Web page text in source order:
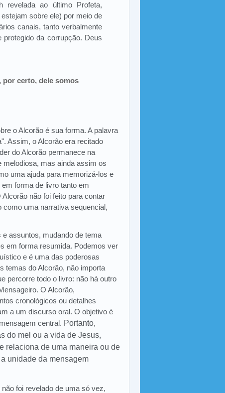
ao último Profeta,
sobre ele) por meio de
canais, tanto verbalmente
da corrupção. Deus
por certo, dele somos
o Alcorão é sua forma. A palavra
Assim, o Alcorão era recitado
do Alcorão permanece na
melodiosa, mas ainda assim os
uma ajuda para memorizá-los e
forma de livro tanto em
não foi feito para contar
como uma narrativa sequencial,
assuntos, mudando de tema
em forma resumida. Podemos ver
e é uma das poderosas
temas do Alcorão, não importa
percorre todo o livro: não há outro
O Alcorão,
cronológicos ou detalhes
a um discurso oral. O objetivo é
central. Portanto,
do mel ou a vida de Jesus,
relaciona de uma maneira ou de
unidade da mensagem
foi revelado de uma só vez,